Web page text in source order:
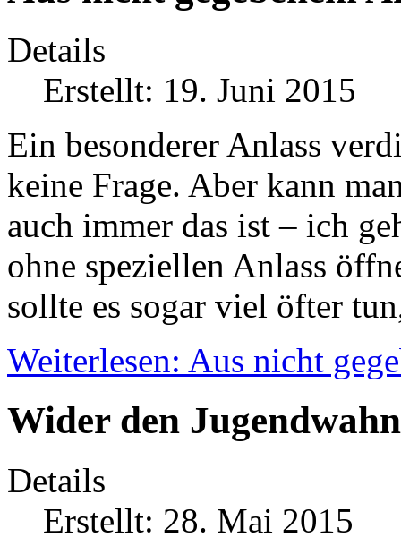
Details
Erstellt: 19. Juni 2015
Ein besonderer Anlass
keine Frage. Aber kann
auch immer das ist – ich
ohne speziellen Anlass
sollte es sogar viel öfter
Weiterlesen: Aus nicht
Wider den Jugendwahn
Details
Erstellt: 28. Mai 2015